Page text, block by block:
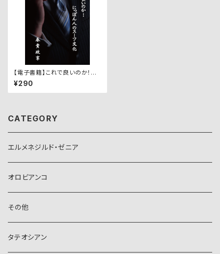
【電子書籍】これで良いのか！に
っぽん人のスーツ文化
¥290
CATEGORY
エルメネジルド・ゼニア
オロビアンコ
その他
タテオシアン